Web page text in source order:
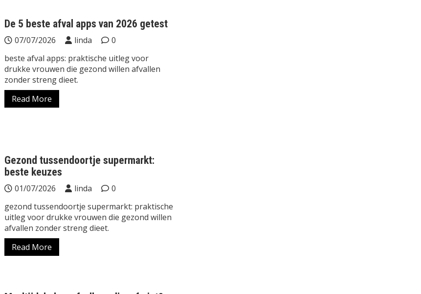
De 5 beste afval apps van 2026 getest
07/07/2026 linda
0
beste afval apps: praktische uitleg voor
drukke vrouwen die gezond willen afvallen
zonder streng dieet.
Read More
Gezond tussendoortje supermarkt:
beste keuzes
01/07/2026 linda
0
gezond tussendoortje supermarkt: praktische
uitleg voor drukke vrouwen die gezond willen
afvallen zonder streng dieet.
Read More